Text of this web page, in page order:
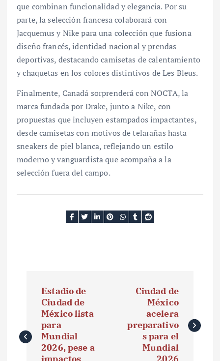
que combinan funcionalidad y elegancia. Por su
parte, la selección francesa colaborará con
Jacquemus y Nike para una colección que fusiona
diseño francés, identidad nacional y prendas
deportivas, destacando camisetas de calentamiento
y chaquetas en los colores distintivos de Les Bleus.
Finalmente, Canadá sorprenderá con NOCTA, la
marca fundada por Drake, junto a Nike, con
propuestas que incluyen estampados impactantes,
desde camisetas con motivos de telarañas hasta
sneakers de piel blanca, reflejando un estilo
moderno y vanguardista que acompaña a la
selección fuera del campo.
e
Estadio de
Ciudad de
México lista
para
Mundial
2026, pese a
Ciudad de
México
acelera
preparativo
s para el
Mundial